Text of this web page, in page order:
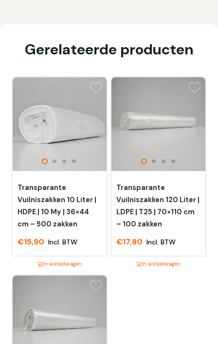
Gerelateerde producten
Transparante
Vuilniszakken 10 Liter |
HDPE | 10 My | 36×44
cm – 500 zakken
€15,90 Incl. BTW
In winkelwagen
Dit
meerdere
variaties.
Transparante
Vuilniszakken 120 Liter |
LDPE | T25 | 70×110 cm
– 100 zakken
€17,80 Incl. BTW
In winkelwagen